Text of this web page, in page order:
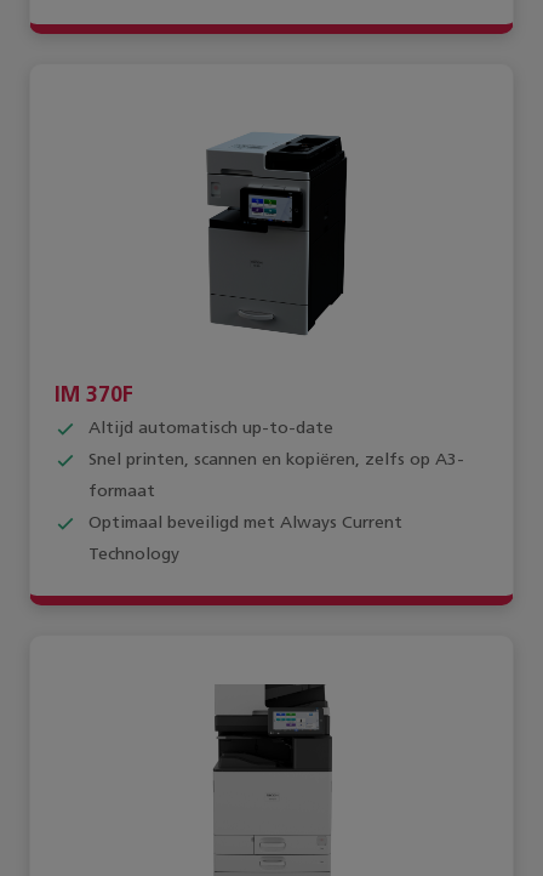
IM 370F
Altijd automatisch up-to-date
Snel printen, scannen en kopiëren, zelfs op A3-
formaat
Optimaal beveiligd met Always Current
Technology